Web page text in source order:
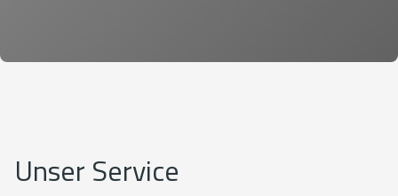
Unser Service